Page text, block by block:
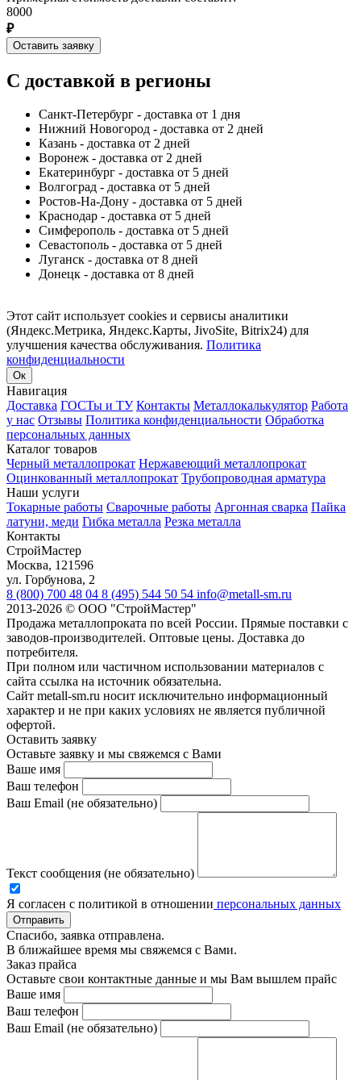
8000
₽
Оставить заявку
С доставкой в регионы
Санкт-Петербург - доставка от 1 дня
Нижний Новогород - доставка от 2 дней
Казань - доставка от 2 дней
Воронеж - доставка от 2 дней
Екатеринбург - доставка от 5 дней
Волгоград - доставка от 5 дней
Ростов-На-Дону - доставка от 5 дней
Краснодар - доставка от 5 дней
Симферополь - доставка от 5 дней
Севастополь - доставка от 5 дней
Луганск - доставка от 8 дней
Донецк - доставка от 8 дней
Этот сайт использует cookies и сервисы аналитики
(Яндекс.Метрика, Яндекс.Карты, JivoSite, Bitrix24) для
улучшения качества обслуживания. Политика
конфиденциальности
Ок
Навигация
Доставка ГОСТы и ТУ Контакты Металлокалькулятор Работа
у нас Отзывы Политика конфиденциальности Обработка
персональных данных
Каталог товаров
Черный металлопрокат Нержавеющий металлопрокат
Оцинкованный металлопрокат Трубопроводная арматура
Наши услуги
Токарные работы Сварочные работы Аргонная сварка Пайка
латуни, меди Гибка металла Резка металла
Контакты
СтройМастер
Москва, 121596
ул. Горбунова, 2
8 (800) 700 48 04 8 (495) 544 50 54 info@metall-sm.ru
2013-2026 © ООО "СтройМастер"
Продажа металлопроката по всей России. Прямые поставки с
заводов-производителей. Оптовые цены. Доставка до
потребителя.
При полном или частичном использовании материалов с
сайта ссылка на источник обязательна.
Сайт metall-sm.ru носит исключительно информационный
характер и не при каких условиях не является публичной
офертой.
Оставить заявку
Оставьте заявку и мы свяжемся с Вами
Ваше имя
Ваш телефон
Ваш Email (не обязательно)
Текст сообщения (не обязательно)
Я согласен с политикой в отношении персональных данных
Отправить
Спасибо, заявка отправлена.
В ближайшее время мы свяжемся с Вами.
Заказ прайса
Оставьте свои контактные данные и мы Вам вышлем прайс
Ваше имя
Ваш телефон
Ваш Email (не обязательно)